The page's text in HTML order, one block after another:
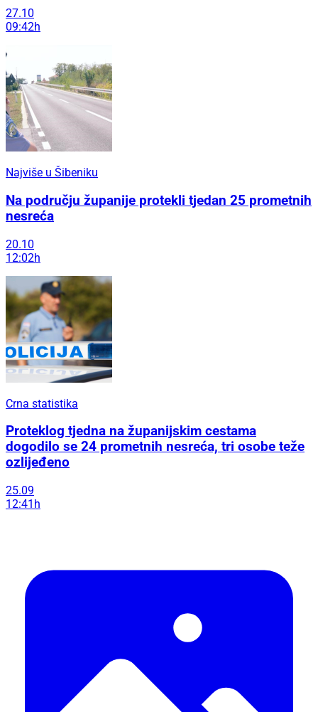
27.10
09:42h
Najviše u Šibeniku
Na području županije protekli tjedan 25 prometnih
nesreća
20.10
12:02h
Crna statistika
Proteklog tjedna na županijskim cestama
dogodilo se 24 prometnih nesreća, tri osobe teže
ozlijeđeno
25.09
12:41h